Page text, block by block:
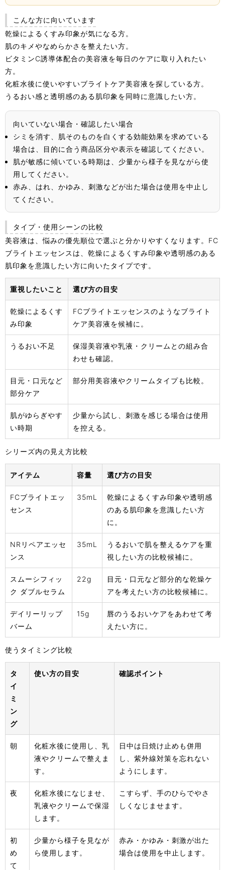
こんな方に向いています
乾燥によるくすみ印象が気になる方。
肌のキメやなめらかさを整えたい方。
ビタミンC誘導体配合の美容液を毎日のケアに取り入れたい
方。
化粧水後に使いやすいブライトケア美容液を探している方。
うるおい感と透明感のある肌印象を同時に意識したい方。
向いていない場合・確認したい場合
シミを消す、肌そのものを白くする効能効果を求めている
場合は、目的に合う商品区分や表示を確認してください。
肌が敏感に傾いている時期は、少量から様子を見ながら使
用してください。
赤み、はれ、かゆみ、刺激などが出た場合は使用を中止し
てください。
タイプ・使用シーンの比較
美容液は、悩みの優先順位で選ぶと分かりやすくなります。FC
ブライトエッセンスは、乾燥によるくすみ印象や透明感のある
肌印象を意識したい方に向いたタイプです。
重視したいこと 選び方の目安
乾燥によるくす
み印象
FCブライトエッセンスのようなブライト
ケア美容液を候補に。
うるおい不足
保湿美容液や乳液・クリームとの組み合
わせも確認。
目元・口元など
部分ケア
部分用美容液やクリームタイプも比較。
肌がゆらぎやす
い時期
少量から試し、刺激を感じる場合は使用
を控える。
シリーズ内の見え方比較
アイテム 容量 選び方の目安
FCブライトエッ
センス
35mL
乾燥によるくすみ印象や透明感
のある肌印象を意識したい方
に。
NRリペアエッセ
ンス
35mL
うるおいで肌を整えるケアを重
視したい方の比較候補に。
スムーシフィッ
ク ダブルセラム
22g
目元・口元など部分的な乾燥ケ
アを考えたい方の比較候補に。
デイリーリップ
バーム
15g
唇のうるおいケアをあわせて考
えたい方に。
使うタイミング比較
タ
イ
ミ
ン
グ
使い方の目安 確認ポイント
朝
化粧水後に使用し、乳
液やクリームで整えま
す。
日中は日焼け止めも併用
し、紫外線対策を忘れない
ようにします。
夜
化粧水後になじませ、
乳液やクリームで保湿
します。
こすらず、手のひらでやさ
しくなじませます。
初
め
て
少量から様子を見なが
ら使用します。
赤み・かゆみ・刺激が出た
場合は使用を中止します。